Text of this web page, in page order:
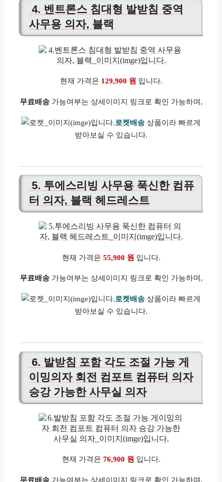
4. 벤트론스 침대형 발받침 중역
사무용 의자, 블랙
현재 가격은 129,900 원 입니다.
무료배송가능여부는 상세이미지 링크로 확인 가능하며,
로켓배송 상품이라 빠르게
받아보실 수 있습니다.
5. 투에스리빙 사무용 푹신한 컴퓨
터 의자, 블랙 헤드레스트
현재 가격은 55,900 원 입니다.
무료배송가능여부는 상세이미지 링크로 확인 가능하며,
로켓배송 상품이라 빠르게
받아보실 수 있습니다.
6. 발받침 포함 각도 조절 가능 게
이밍의자 회전 컴포트 컴퓨터 의자
승강 가능한 사무실 의자
현재 가격은 76,900 원 입니다.
무료배송가능여부는 상세이미지 링크로 확인 가능하며,